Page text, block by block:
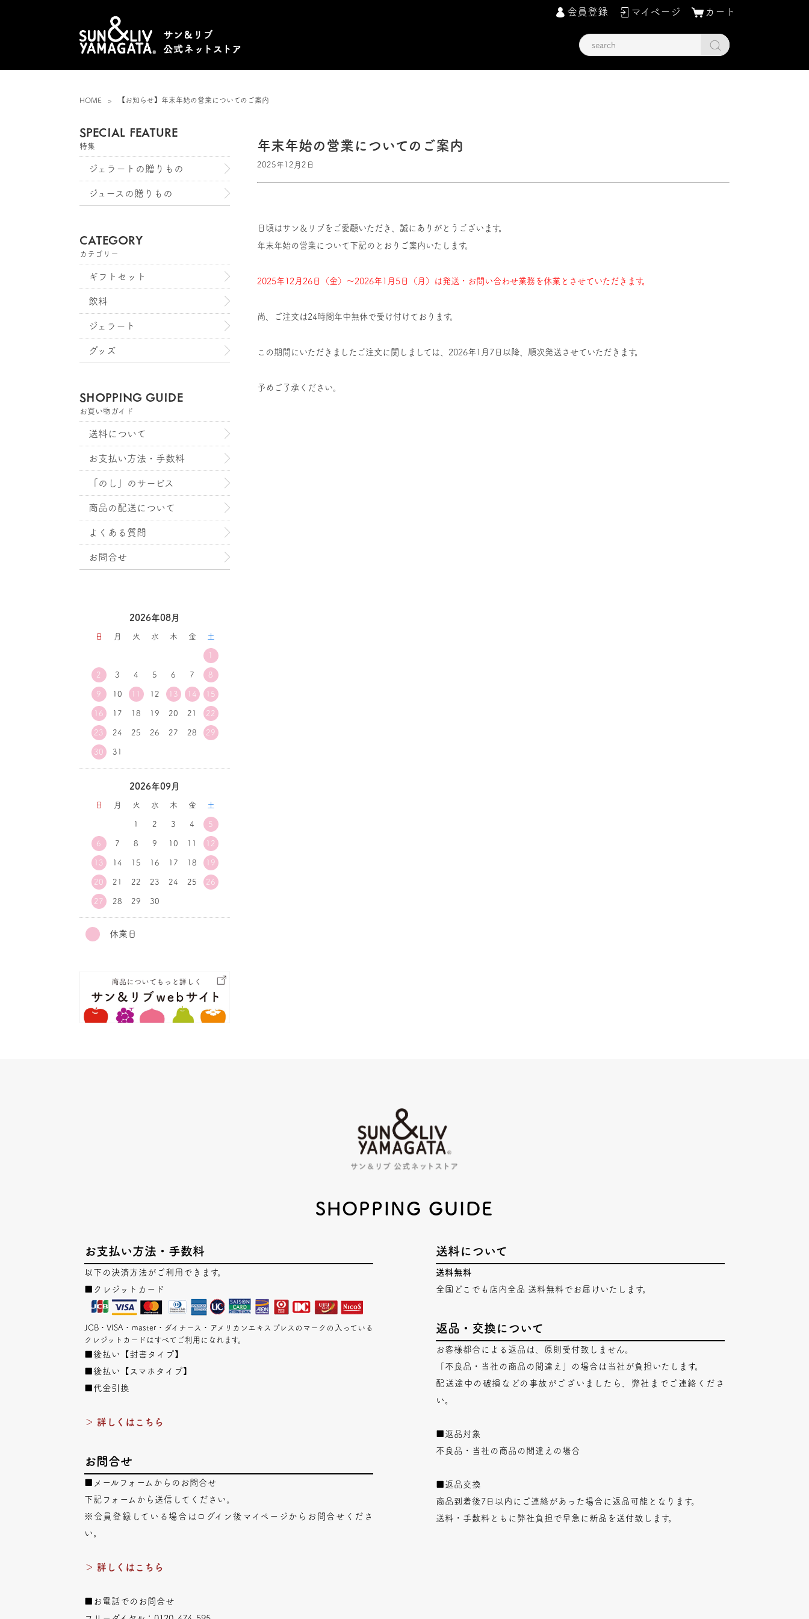
会員登録 マイページ カート
HOME 【お知らせ】年末年始の営業についてのご案内
年末年始の営業についてのご案内
2025年12月2日
日頃はサン＆リブをご愛顧いただき、誠にありがとうございます。
年末年始の営業について下記のとおりご案内いたします。
2025年12月26日（金）〜2026年1月5日（月）は発送・お問い合わせ業務を休業とさせていただきます。
尚、ご注文は24時間年中無休で受け付けております。
この期間にいただきましたご注文に関しましては、2026年1月7日以降、順次発送させていただきます。
予めご了承ください。
SPECIAL FEATURE
特集
ジェラートの贈りもの
ジュースの贈りもの
CATEGORY
カテゴリー
ギフトセット
飲料
ジェラート
グッズ
SHOPPING GUIDE
お買い物ガイド
送料について
お支払い方法・手数料
「のし」のサービス
商品の配送について
よくある質問
お問合せ
2026年08月
日 月 火 水 木 金 土
1
2 3 4 5 6 7 8
9 10 11 12 13 14 15
16 17 18 19 20 21 22
23 24 25 26 27 28 29
30 31
2026年09月
日 月 火 水 木 金 土
1 2 3 4 5
6 7 8 9 10 11 12
13 14 15 16 17 18 19
20 21 22 23 24 25 26
27 28 29 30
休業日
SHOPPING GUIDE
お支払い方法・手数料
以下の決済方法がご利用できます。
■クレジットカード
JCB・VISA・master・ダイナース・アメリカンエキスプレスのマークの入っている
クレジットカードはすべてご利用になれます。
■後払い【封書タイプ】
■後払い【スマホタイプ】
■代金引換
＞ 詳しくはこちら
お問合せ
■メールフォームからのお問合せ
下記フォームから送信してください。
※会員登録している場合はログイン後マイページからお問合せくださ
い。
＞ 詳しくはこちら
■お電話でのお問合せ
送料について
送料無料
全国どこでも店内全品 送料無料でお届けいたします。
返品・交換について
お客様都合による返品は、原則受付致しません。
「不良品・当社の商品の間違え」の場合は当社が負担いたします。
配送途中の破損などの事故がございましたら、弊社までご連絡くださ
い。
■返品対象
不良品・当社の商品の間違えの場合
■返品交換
商品到着後7日以内にご連絡があった場合に返品可能となります。
送料・手数料ともに弊社負担で早急に新品を送付致します。